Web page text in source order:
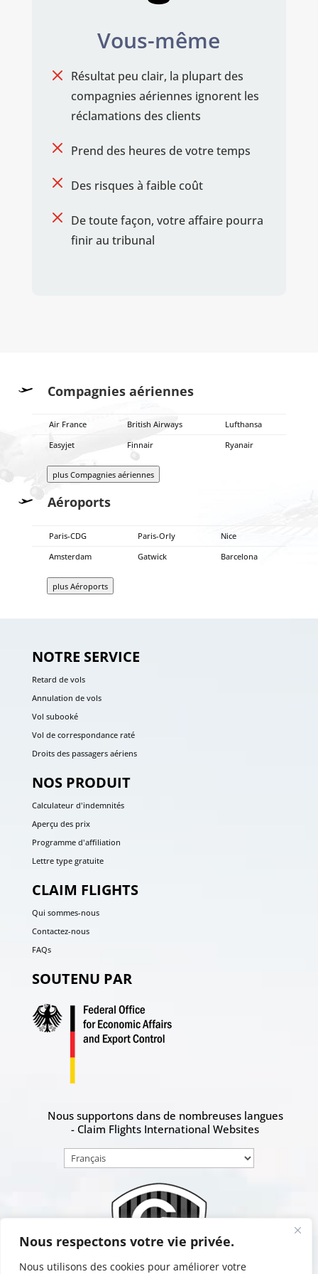
Nous respectons votre vie privée.
Nous utilisons des cookies pour améliorer votre
Vous-même
M Résultat peu clair, la plupart des
compagnies aériennes ignorent les
réclamations des clients
M Prend des heures de votre temps
M Des risques à faible coût
M De toute façon, votre affaire pourra
finir au tribunal
Compagnies aériennes
Air France British Airways
Lufthansa
Easyjet
Finnair Ryanair
plus Compagnies aériennes
Aéroports
Paris-CDG Paris-Orly
Nice
Amsterdam
Gatwick Barcelona
plus Aéroports
NOTRE SERVICE
Retard de vols
Annulation de vols
Vol subooké
Vol de correspondance raté
Droits des passagers aériens
NOS PRODUIT
Calculateur d'indemnités
Aperçu des prix
Programme d'affiliation
Lettre type gratuite
CLAIM FLIGHTS
Qui sommes-nous
Contactez-nous
FAQs
SOUTENU PAR
Nous supportons dans de nombreuses langues
- Claim Flights International Websites
Choisir
une